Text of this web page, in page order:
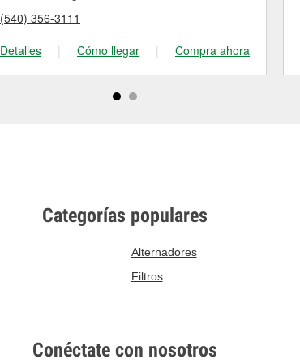
(540) 356-3111
Detalles
| Cómo llegar | Compra ahora
Categorías populares
Alternadores
Filtros
Conéctate con nosotros